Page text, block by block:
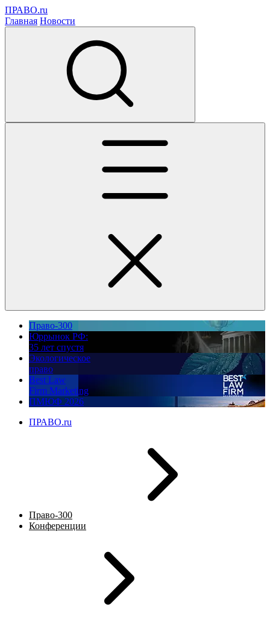
ПРАВО.ru
Главная Новости
Право-300
Юррынок РФ:
35 лет спустя
Экологическое
право
Best Law
Firm Marketing
ПМЮФ 2026
ПРАВО.ru
Право-300
Конференции